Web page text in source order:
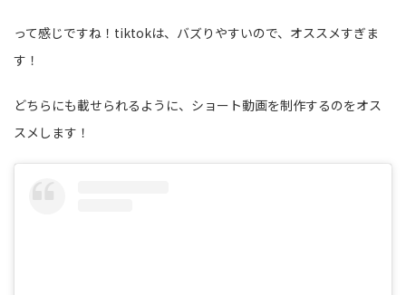
って感じですね！tiktokは、バズりやすいので、オススメすぎま
す！
どちらにも載せられるように、ショート動画を制作するのをオス
スメします！